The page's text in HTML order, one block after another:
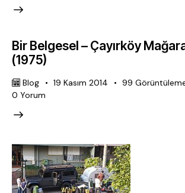
Bir Belgesel – Çayırköy
(1975)
Blog 19 Kasım 2014 99
0 Yorum